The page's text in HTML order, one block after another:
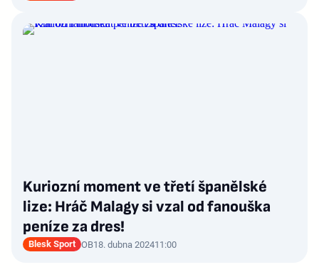
Kuriozní moment ve třetí španělské
lize: Hráč Malagy si vzal od fanouška
peníze za dres!
Blesk Sport OB18. dubna 202411:00